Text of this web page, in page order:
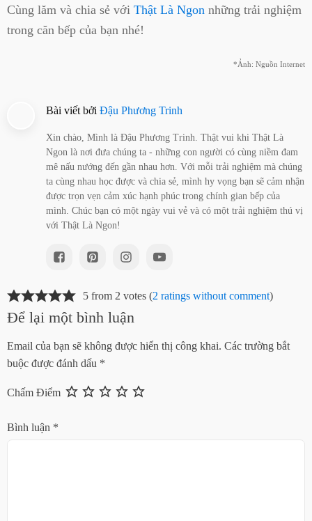
Cùng lăm và chia sẻ với Thật Là Ngon những trải nghiệm
trong căn bếp của bạn nhé!
*Ảnh: Nguồn Internet
Bài viết bởi Đậu Phương Trinh
Xin chào, Mình là Đậu Phương Trinh. Thật vui khi Thật Là
Ngon là nơi đưa chúng ta - những con người có cùng niềm đam
mê nấu nướng đến gần nhau hơn. Với mỗi trải nghiệm mà chúng
ta cùng nhau học được và chia sẻ, mình hy vọng bạn sẽ cảm nhận
được trọn vẹn cảm xúc hạnh phúc trong chính gian bếp của
mình. Chúc bạn có một ngày vui vẻ và có một trải nghiệm thú vị
với Thật Là Ngon!
5 from 2 votes (2 ratings without comment)
Để lại một bình luận
Email của bạn sẽ không được hiển thị công khai. Các trường bắt
buộc được đánh dấu *
Chấm Điểm
Bình luận *